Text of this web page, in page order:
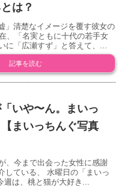
は？
」清楚なイメージを覆す彼女の
、「名実ともに十代の若手女
に「広瀬すず」と答えて、...
記事を読む
いや〜ん。まいっ
まいっちんぐ写真
、今まで出会った女性に感謝
している、 水曜日の「まいっ
は、桃と猫が大好き...